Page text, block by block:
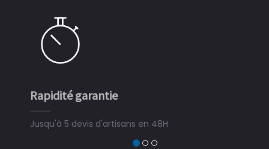
Rapidité garantie
Jusqu'à 5 devis d'artisans en 48H